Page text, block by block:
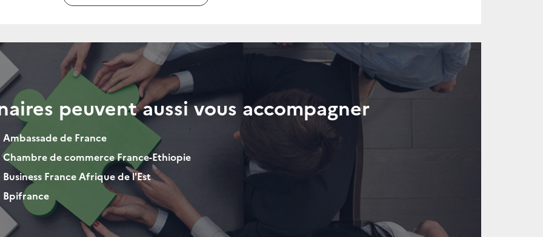
peuvent aussi vous accompagner
Ambassade de France
Chambre de commerce France-Ethiopie
Business France Afrique de l'Est
Bpifrance